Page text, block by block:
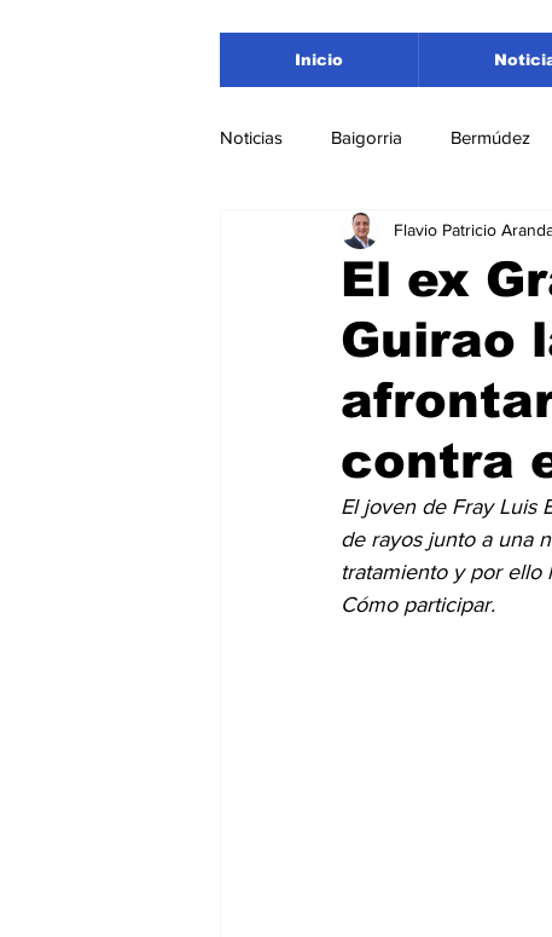
Inicio
Noticias Baigorria Bermúdez
Nacionales Beltrán San
Roldán
Medioambiente
El ex
Guirao
contra
Flavio Patricio
El joven de Fray Luis
de rayos junto a una
tratamiento y por ello
Cómo participar.